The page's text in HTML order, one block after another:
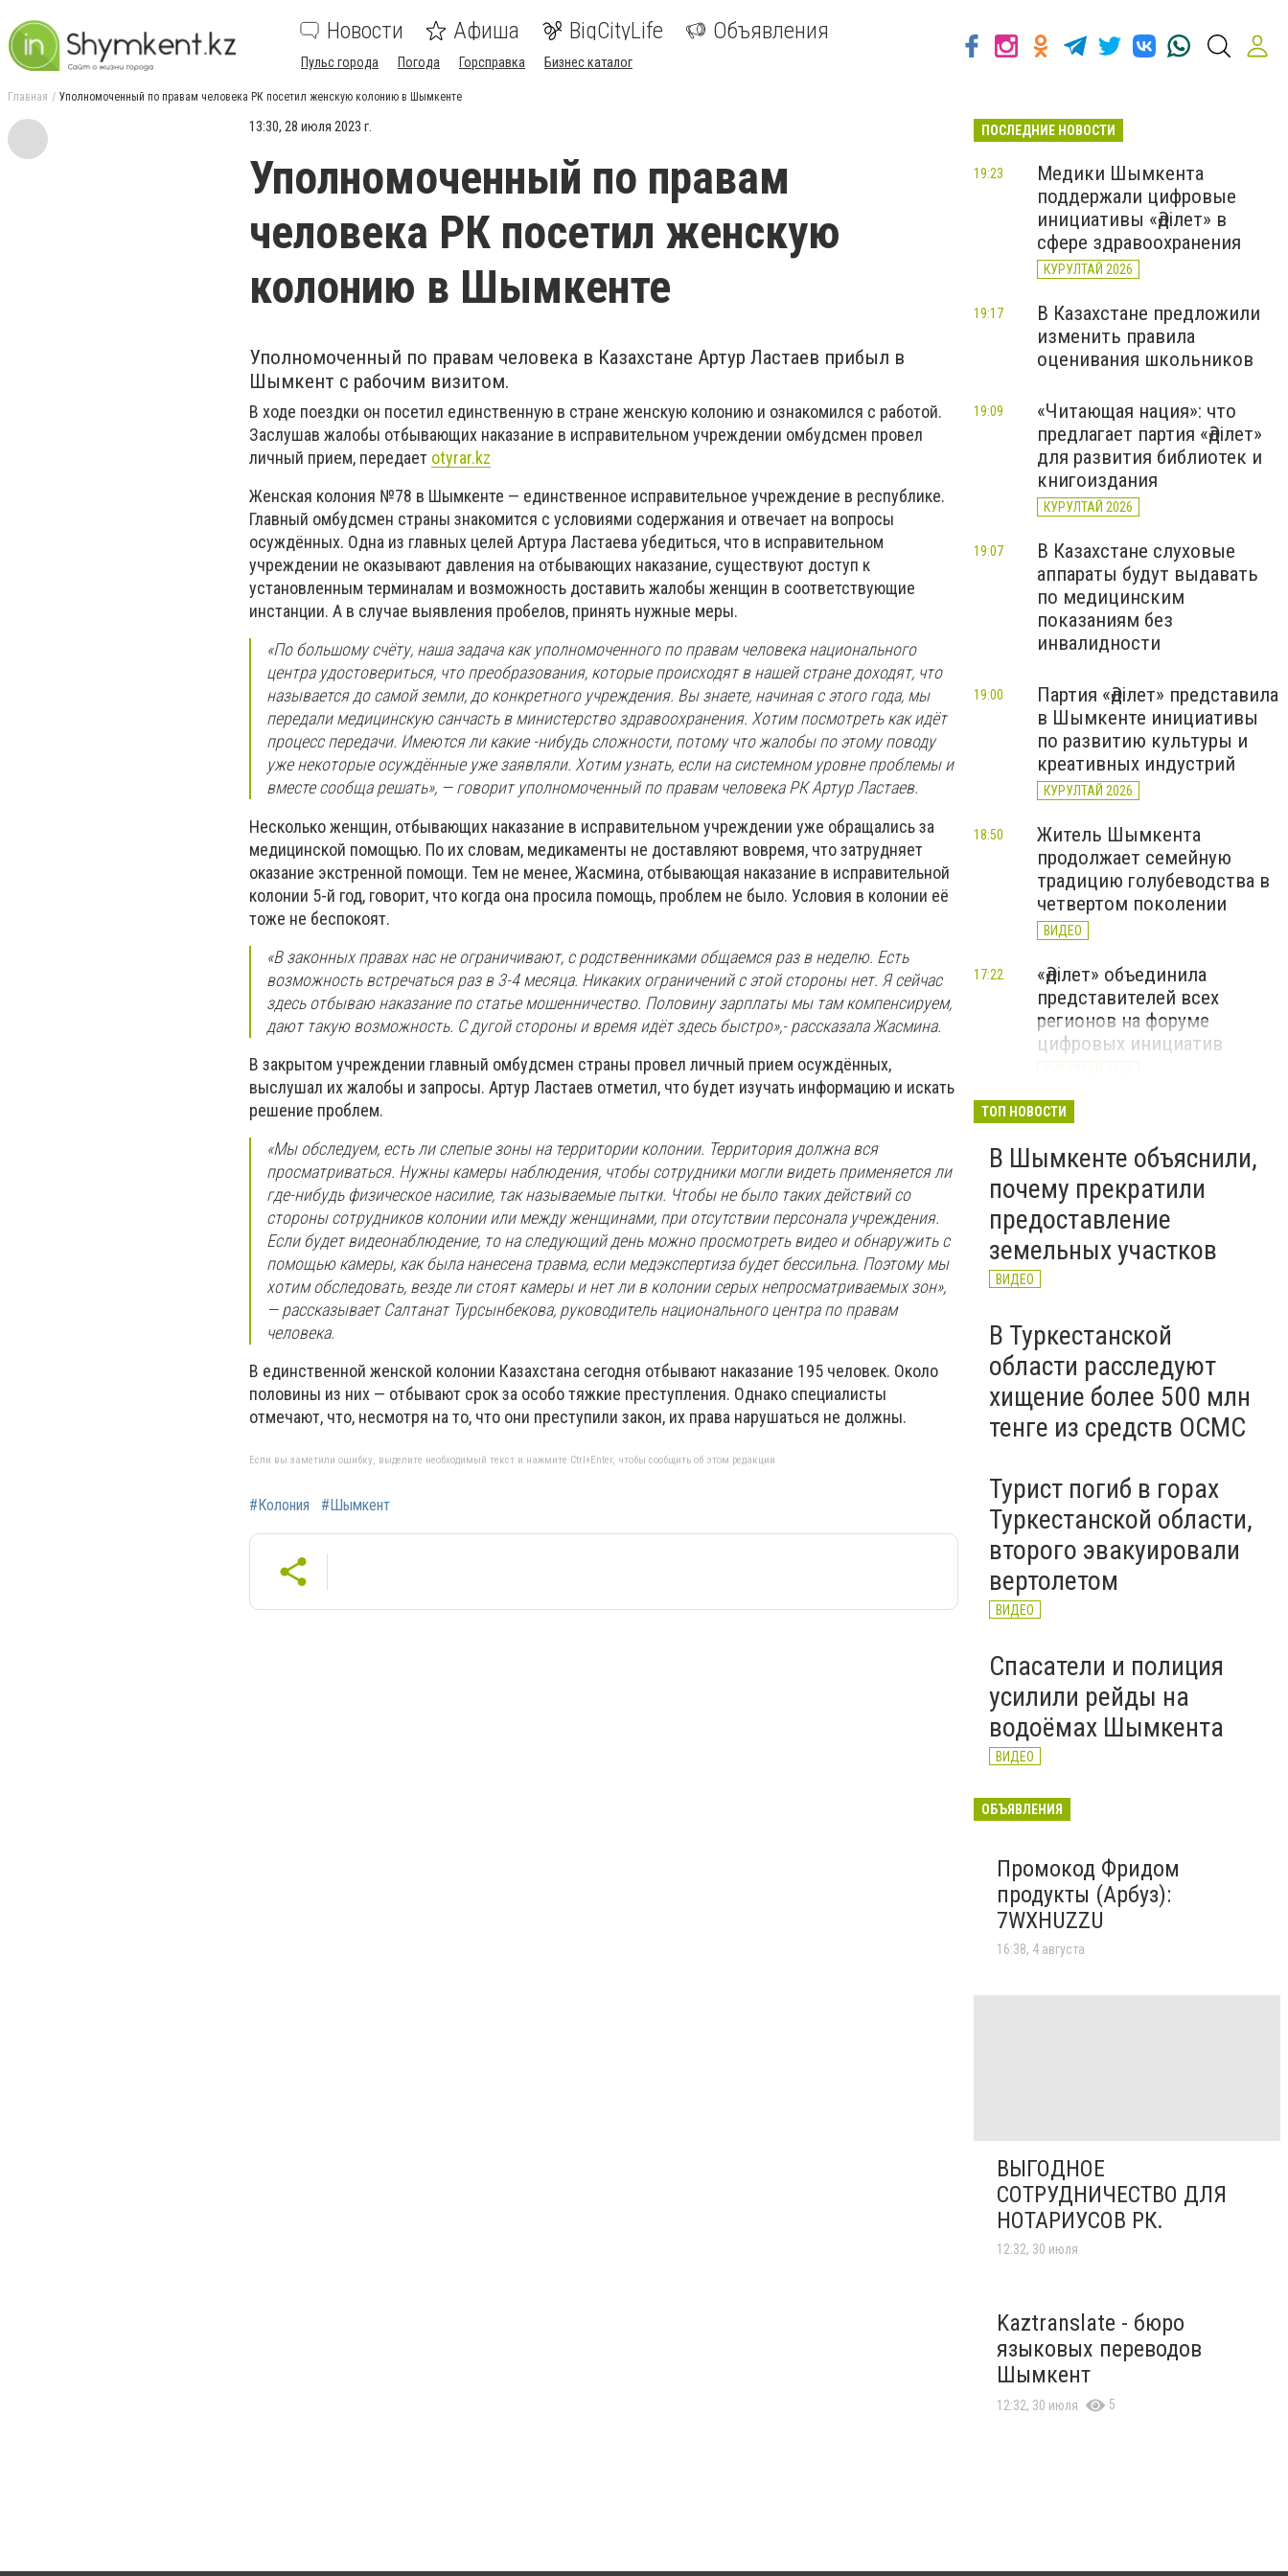
Новости Афиша BigCityLife Объявления
Пульс города Погода Горсправка Бизнес каталог
Главная Уполномоченный по правам человека РК посетил женскую колонию в Шымкенте
13:30, 28 июля 2023 г.
Уполномоченный по правам
человека РК посетил женскую
колонию в Шымкенте
Уполномоченный по правам человека в Казахстане Артур Ластаев прибыл в
Шымкент с рабочим визитом.
В ходе поездки он посетил единственную в стране женскую колонию и ознакомился с работой.
Заслушав жалобы отбывающих наказание в исправительном учреждении омбудсмен провел
личный прием, передает otyrar.kz
Женская колония №78 в Шымкенте — единственное исправительное учреждение в республике.
Главный омбудсмен страны знакомится с условиями содержания и отвечает на вопросы
осуждённых. Одна из главных целей Артура Ластаева убедиться, что в исправительном
учреждении не оказывают давления на отбывающих наказание, существуют доступ к
установленным терминалам и возможность доставить жалобы женщин в соответствующие
инстанции. А в случае выявления пробелов, принять нужные меры.
«По большому счёту, наша задача как уполномоченного по правам человека национального
центра удостовериться, что преобразования, которые происходят в нашей стране доходят, что
называется до самой земли, до конкретного учреждения. Вы знаете, начиная с этого года, мы
передали медицинскую санчасть в министерство здравоохранения. Хотим посмотреть как идёт
процесс передачи. Имеются ли какие -нибудь сложности, потому что жалобы по этому поводу
уже некоторые осуждённые уже заявляли. Хотим узнать, если на системном уровне проблемы и
вместе сообща решать», — говорит уполномоченный по правам человека РК Артур Ластаев.
Несколько женщин, отбывающих наказание в исправительном учреждении уже обращались за
медицинской помощью. По их словам, медикаменты не доставляют вовремя, что затрудняет
оказание экстренной помощи. Тем не менее, Жасмина, отбывающая наказание в исправительной
колонии 5-й год, говорит, что когда она просила помощь, проблем не было. Условия в колонии её
тоже не беспокоят.
«В законных правах нас не ограничивают, с родственниками общаемся раз в неделю. Есть
возможность встречаться раз в 3-4 месяца. Никаких ограничений с этой стороны нет. Я сейчас
здесь отбываю наказание по статье мошенничество. Половину зарплаты мы там компенсируем,
дают такую возможность. С дугой стороны и время идёт здесь быстро»,- рассказала Жасмина.
В закрытом учреждении главный омбудсмен страны провел личный прием осуждённых,
выслушал их жалобы и запросы. Артур Ластаев отметил, что будет изучать информацию и искать
решение проблем.
«Мы обследуем, есть ли слепые зоны на территории колонии. Территория должна вся
просматриваться. Нужны камеры наблюдения, чтобы сотрудники могли видеть применяется ли
где-нибудь физическое насилие, так называемые пытки. Чтобы не было таких действий со
стороны сотрудников колонии или между женщинами, при отсутствии персонала учреждения.
Если будет видеонаблюдение, то на следующий день можно просмотреть видео и обнаружить с
помощью камеры, как была нанесена травма, если медэкспертиза будет бессильна. Поэтому мы
хотим обследовать, везде ли стоят камеры и нет ли в колонии серых непросматриваемых зон»,
— рассказывает Салтанат Турсынбекова, руководитель национального центра по правам
человека.
В единственной женской колонии Казахстана сегодня отбывают наказание 195 человек. Около
половины из них — отбывают срок за особо тяжкие преступления. Однако специалисты
отмечают, что, несмотря на то, что они преступили закон, их права нарушаться не должны.
Если вы заметили ошибку, выделите необходимый текст и нажмите Ctrl+Enter, чтобы сообщить об этом редакции
#Колония #Шымкент
ПОСЛЕДНИЕ НОВОСТИ
Медики Шымкента
поддержали цифровые
инициативы «Әділет» в
сфере здравоохранения
КУРУЛТАЙ 2026
19:23
В Казахстане предложили
изменить правила
оценивания школьников
19:17
«Читающая нация»: что
предлагает партия «Әділет»
для развития библиотек и
книгоиздания
КУРУЛТАЙ 2026
19:09
В Казахстане слуховые
аппараты будут выдавать
по медицинским
показаниям без
инвалидности
19:07
Партия «Әділет» представила
в Шымкенте инициативы
по развитию культуры и
креативных индустрий
КУРУЛТАЙ 2026
19:00
Житель Шымкента
продолжает семейную
традицию голубеводства в
четвертом поколении
ВИДЕО
18:50
«Әділет» объединила
представителей всех
регионов на форуме
цифровых инициатив
17:22
В Казахстане назвали
высокооплачиваемые
вакансии июля
12:15
ТОП НОВОСТИ
В Шымкенте объяснили,
почему прекратили
предоставление
земельных участков
ВИДЕО
В Туркестанской
области расследуют
хищение более 500 млн
тенге из средств ОСМС
Турист погиб в горах
Туркестанской области,
второго эвакуировали
вертолетом
ВИДЕО
Спасатели и полиция
усилили рейды на
водоёмах Шымкента
ВИДЕО
ОБЪЯВЛЕНИЯ
Промокод Фридом
продукты (Арбуз):
7WXHUZZU
16:38, 4 августа
ВЫГОДНОЕ
СОТРУДНИЧЕСТВО ДЛЯ
НОТАРИУСОВ РК.
12:32, 30 июля
Kaztranslate - бюро
языковых переводов
Шымкент
12:32, 30 июля 5